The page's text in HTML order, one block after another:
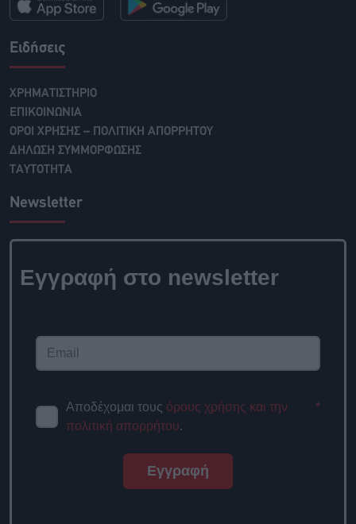
Ειδήσεις
ΧΡΗΜΑΤΙΣΤΗΡΙΟ
ΕΠΙΚΟΙΝΩΝΙΑ
ΟΡΟΙ ΧΡΗΣΗΣ – ΠΟΛΙΤΙΚΗ ΑΠΟΡΡΗΤΟΥ
ΔΗΛΩΣΗ ΣΥΜΜΟΡΦΩΣΗΣ
ΤΑΥΤΟΤΗΤΑ
Newsletter
Εγγραφή στο newsletter
Αποδέχομαι τους όρους χρήσης και την
πολιτική απορρήτου.
*
Εγγραφή